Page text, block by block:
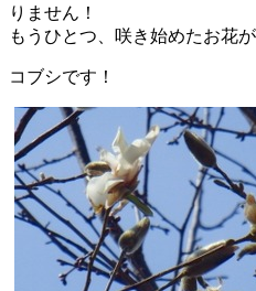
りません！
もうひとつ、咲き始めたお花が
コブシです！